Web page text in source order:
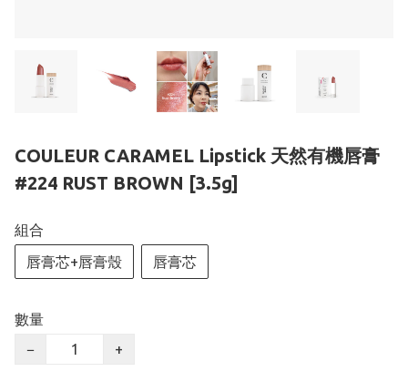
COULEUR CARAMEL Lipstick 天然有機唇膏
#224 RUST BROWN [3.5g]
組合
唇膏芯+唇膏殼
唇膏芯
數量
−
+